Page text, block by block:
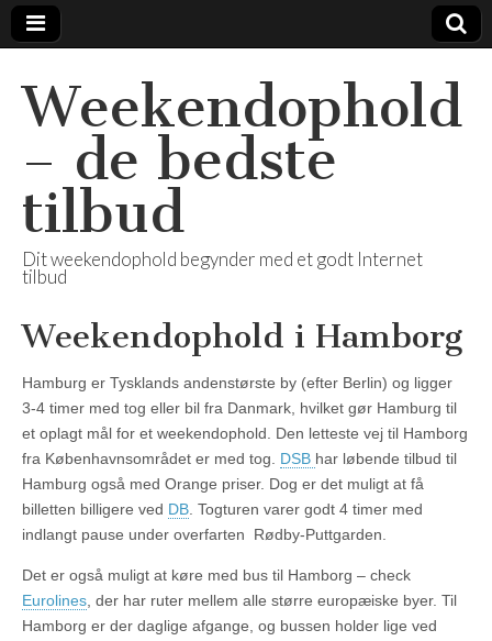
Weekendophold
– de bedste
tilbud
Dit weekendophold begynder med et godt Internet
tilbud
Weekendophold i Hamborg
Hamburg er Tysklands andenstørste by (efter Berlin) og ligger
3-4 timer med tog eller bil fra Danmark, hvilket gør Hamburg til
et oplagt mål for et weekendophold. Den letteste vej til Hamborg
fra Københavnsområdet er med tog. DSB har løbende tilbud til
Hamburg også med Orange priser. Dog er det muligt at få
billetten billigere ved DB . Togturen varer godt 4 timer med
indlangt pause under overfarten Rødby-Puttgarden.
Det er også muligt at køre med bus til Hamborg – check
Eurolines , der har ruter mellem alle større europæiske byer. Til
Hamborg er der daglige afgange, og bussen holder lige ved